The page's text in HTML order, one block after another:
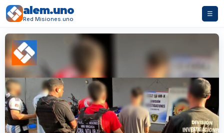
alem.uno
Red Misiones.uno
☰